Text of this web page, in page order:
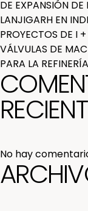
DE EXPANSIÓN
LANJIGARH EN
PROYECTOS DE I
VÁLVULAS DE
PARA LA
No hay